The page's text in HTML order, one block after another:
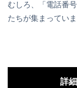
むしろ、「電話番
たちが集まっていま
詳